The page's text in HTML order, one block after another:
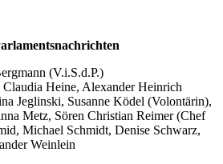
(V.i.S.d.P.)
Heine, Alexander Heinrich
Jeglinski, Susanne Ködel (Volontärin),
Metz, Sören Christian Reimer (Chef
Michael Schmidt, Denise Schwarz,
Weinlein